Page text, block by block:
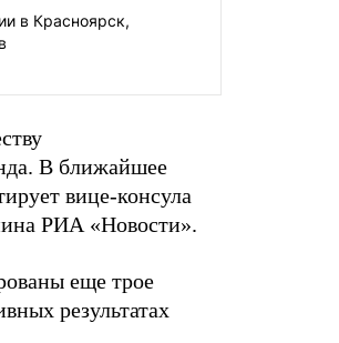
в Красноярск,
В ближайшее
вице-консула
РИА «Новости».
еще трое
результатах